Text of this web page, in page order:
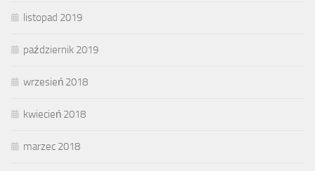
listopad 2019
październik 2019
wrzesień 2018
kwiecień 2018
marzec 2018